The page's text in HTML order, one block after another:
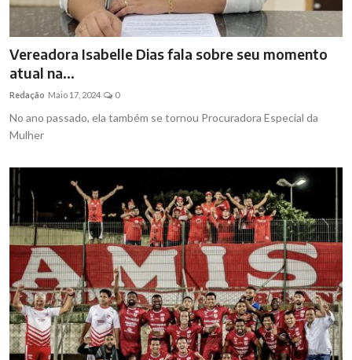
Vereadora Isabelle Dias fala sobre seu momento
atual na...
Redação Maio 17, 2024 0
No ano passado, ela também se tornou Procuradora Especial da
Mulher